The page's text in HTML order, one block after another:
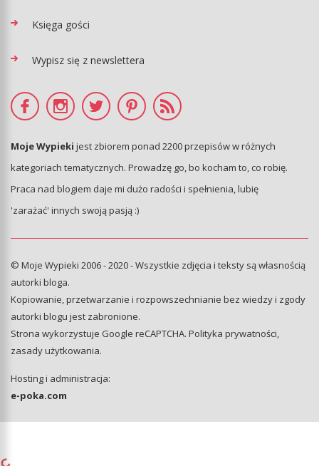
Księga gości
Wypisz się z newslettera
Moje Wypieki jest zbiorem ponad 2200 przepisów w różnych
kategoriach tematycznych. Prowadzę go, bo kocham to, co robię.
Praca nad blogiem daje mi dużo radości i spełnienia, lubię
'zarażać' innych swoją pasją :)
© Moje Wypieki 2006 - 2020 - Wszystkie zdjęcia i teksty są własnością
autorki bloga.
Kopiowanie, przetwarzanie i rozpowszechnianie bez wiedzy i zgody
autorki blogu jest zabronione.
Strona wykorzystuje Google reCAPTCHA. Polityka prywatności,
zasady użytkowania.
Hosting i administracja:
e-poka.com